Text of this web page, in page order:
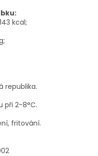
kcal;
republika.
při 2-8°C.
fritování.